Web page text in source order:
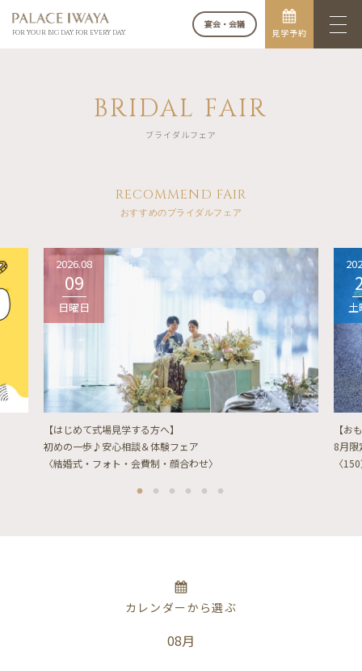
FOR YOUR BIG DAY. FOR EVERY DAY.
宴会・会議
見学予約
BRIDAL FAIR
ブライダルフェア
RECOMMEND FAIR
おすすめのブライダルフェア
2026.08
09
日曜日
【はじめて式場見学する方へ】
初めの一歩♪安心相談＆体験フェア
〈結婚式・フォト・会費制・顔合わせ〉
土
【お
8月限
〈
カレンダーから選ぶ
08月